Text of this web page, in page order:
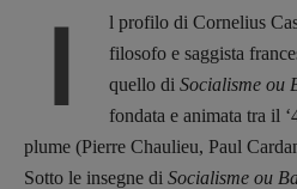
I
l profilo di Cornelius
filosofo e saggista
quello di Socialisme ou
fondata e animata tra il
plume (Pierre Chaulieu, Paul
Sotto le insegne di Socialisme ou